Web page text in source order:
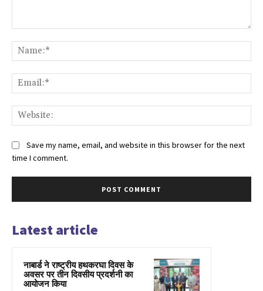
Save my name, email, and website in this browser for the next
time I comment.
Latest article
नाबार्ड ने राष्ट्रीय हथकरघा दिवस के
अवसर पर तीन दिवसीय प्रदर्शनी का
आयोजन किया